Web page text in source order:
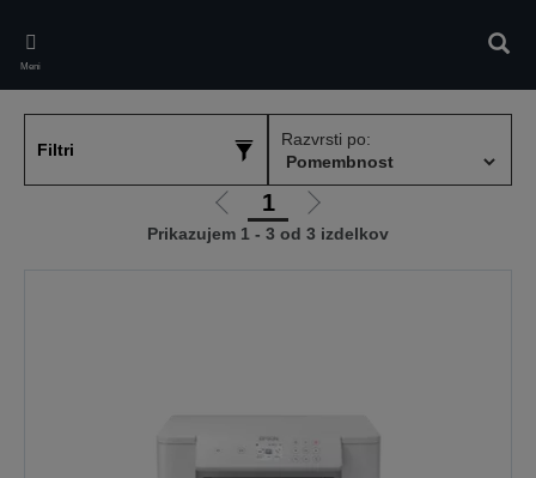
main
content
Meni
Filtri
Razvrsti po:
Pojdi
na
1
Pojdi
na
Prikazujem 1 - 3 od 3 izdelkov